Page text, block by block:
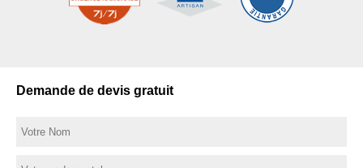
Demande de devis gratuit